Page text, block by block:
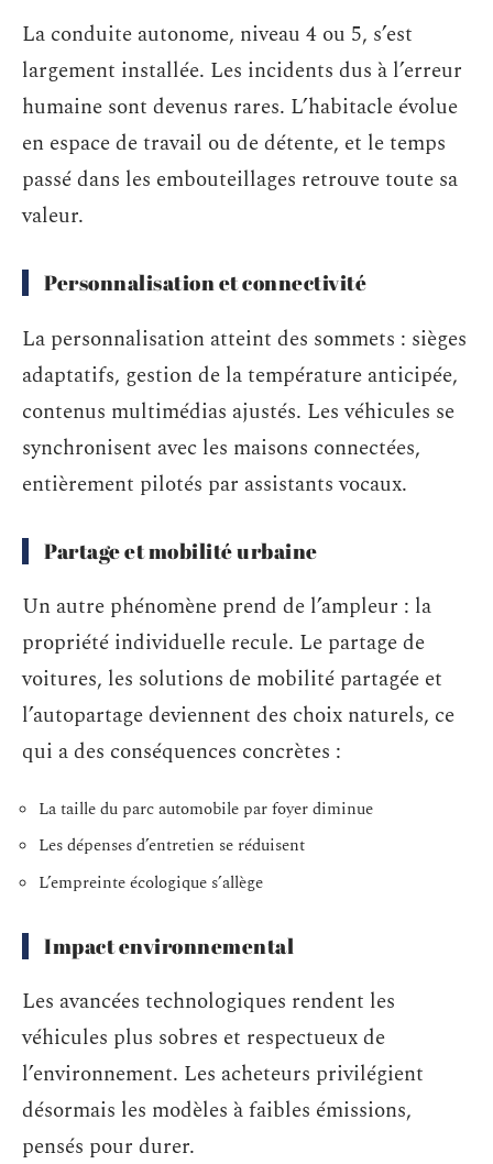
La conduite autonome, niveau 4 ou 5, s’est
largement installée. Les incidents dus à l’erreur
humaine sont devenus rares. L’habitacle évolue
en espace de travail ou de détente, et le temps
passé dans les embouteillages retrouve toute sa
valeur.
Personnalisation et connectivité
La personnalisation atteint des sommets : sièges
adaptatifs, gestion de la température anticipée,
contenus multimédias ajustés. Les véhicules se
synchronisent avec les maisons connectées,
entièrement pilotés par assistants vocaux.
Partage et mobilité urbaine
Un autre phénomène prend de l’ampleur : la
propriété individuelle recule. Le partage de
voitures, les solutions de mobilité partagée et
l’autopartage deviennent des choix naturels, ce
qui a des conséquences concrètes :
La taille du parc automobile par foyer diminue
Les dépenses d’entretien se réduisent
L’empreinte écologique s’allège
Impact environnemental
Les avancées technologiques rendent les
véhicules plus sobres et respectueux de
l’environnement. Les acheteurs privilégient
désormais les modèles à faibles émissions,
pensés pour durer.